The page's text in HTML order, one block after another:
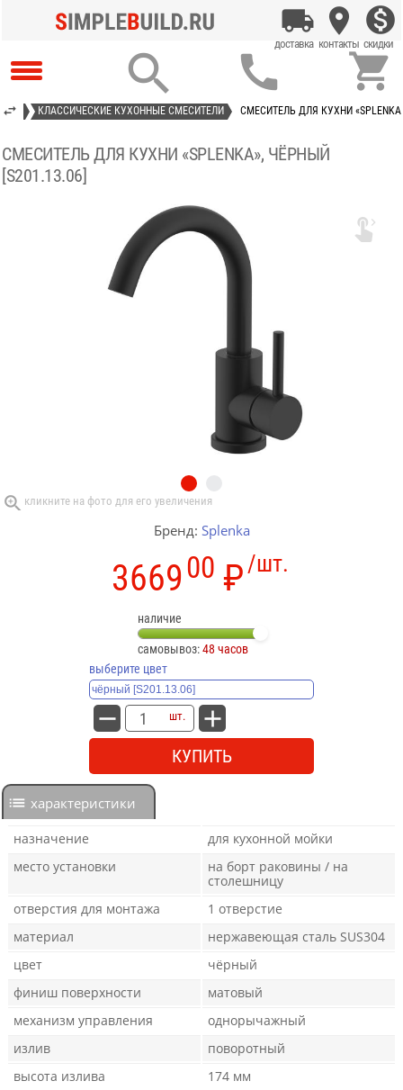
  
КЛАССИЧЕСКИЕ КУХОННЫЕ СМЕСИТЕЛИ СМЕСИТЕЛЬ ДЛЯ КУХНИ
СМЕСИТЕЛЬ ДЛЯ КУХНИ «SPLENKA», ЧЁРНЫЙ
[S201.13.06]

Бренд: Splenka
/шт.
366900 ₽
наличие
самовывоз:48 часов
выберите цвет
шт.
КУПИТЬ
характеристики
назначение
для кухонной мойки
место установки
на борт раковины / на
столешницу
отверстия для монтажа
1 отверстие
материал
нержавеющая сталь SUS304
цвет
чёрный
финиш поверхности
матовый
механизм управления
однорычажный
излив
поворотный
высота излива
174 мм